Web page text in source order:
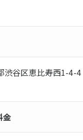
渋谷区恵比寿西1-4-
金